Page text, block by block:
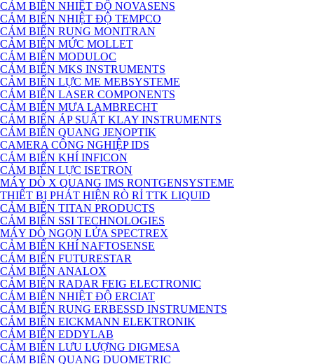
CẢM BIẾN NHIỆT ĐỘ NOVASENS
CẢM BIẾN NHIỆT ĐỘ TEMPCO
CẢM BIẾN RUNG MONITRAN
CẢM BIẾN MỨC MOLLET
CẢM BIẾN MODULOC
CẢM BIẾN MKS INSTRUMENTS
CẢM BIẾN LỰC ME MEBSYSTEME
CẢM BIẾN LASER COMPONENTS
CẢM BIẾN MƯA LAMBRECHT
CẢM BIẾN ÁP SUẤT KLAY INSTRUMENTS
CẢM BIẾN QUANG JENOPTIK
CAMERA CÔNG NGHIỆP IDS
CẢM BIẾN KHÍ INFICON
CẢM BIẾN LỰC ISETRON
MÁY DÒ X QUANG IMS RONTGENSYSTEME
THIẾT BỊ PHÁT HIỆN RÒ RỈ TTK LIQUID
CẢM BIẾN TITAN PRODUCTS
CẢM BIẾN SSI TECHNOLOGIES
MÁY DÒ NGỌN LỬA SPECTREX
CẢM BIẾN KHÍ NAFTOSENSE
CẢM BIẾN FUTURESTAR
CẢM BIẾN ANALOX
CẢM BIẾN RADAR FEIG ELECTRONIC
CẢM BIẾN NHIỆT ĐỘ ERCIAT
CẢM BIẾN RUNG ERBESSD INSTRUMENTS
CẢM BIẾN EICKMANN ELEKTRONIK
CẢM BIẾN EDDYLAB
CẢM BIẾN LƯU LƯỢNG DIGMESA
CẢM BIÊN QUANG DUOMETRIC